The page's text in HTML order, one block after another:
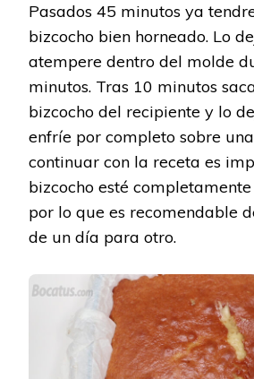
Pasados 45 minutos ya
bizcocho bien horneado. Lo
atempere dentro del molde
minutos. Tras 10 minutos
bizcocho del recipiente y lo
enfríe por completo sobre
continuar con la receta es
bizcocho esté
por lo que es recomendable
de un día para otro.